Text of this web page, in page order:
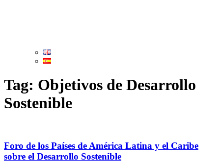
Tag: Objetivos de Desarrollo
Sostenible
Foro de los Países de América Latina y el Caribe
sobre el Desarrollo Sostenible